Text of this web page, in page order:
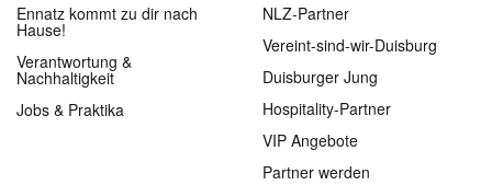
Ennatz kommt zu dir nach
Hause!
Verantwortung &
Nachhaltigkeit
Jobs & Praktika
NLZ-Partner
Vereint-sind-wir-Duisburg
Duisburger Jung
Hospitality-Partner
VIP Angebote
Partner werden